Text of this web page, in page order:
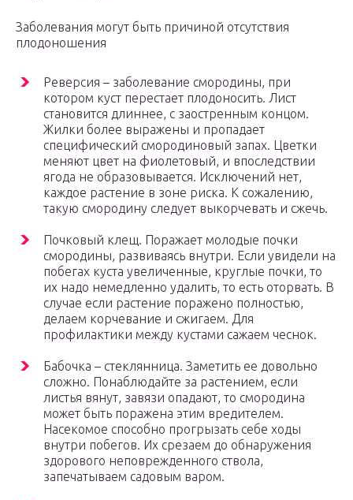
Заболевания могут быть причиной отсутствия
плодоношения
Реверсия – заболевание смородины, при
котором куст перестает плодоносить. Лист
становится длиннее, с заостренным концом.
Жилки более выражены и пропадает
специфический смородиновый запах. Цветки
меняют цвет на фиолетовый, и впоследствии
ягода не образовывается. Исключений нет,
каждое растение в зоне риска. К сожалению,
такую смородину следует выкорчевать и сжечь.
Почковый клещ. Поражает молодые почки
смородины, развиваясь внутри. Если увидели на
побегах куста увеличенные, круглые почки, то
их надо немедленно удалить, то есть оторвать. В
случае если растение поражено полностью,
делаем корчевание и сжигаем. Для
профилактики между кустами сажаем чеснок.
Бабочка – стеклянница. Заметить ее довольно
сложно. Понаблюдайте за растением, если
листья вянут, завязи опадают, то смородина
может быть поражена этим вредителем.
Насекомое способно прогрызать себе ходы
внутри побегов. Их срезаем до обнаружения
здорового неповрежденного ствола,
запечатываем садовым варом.